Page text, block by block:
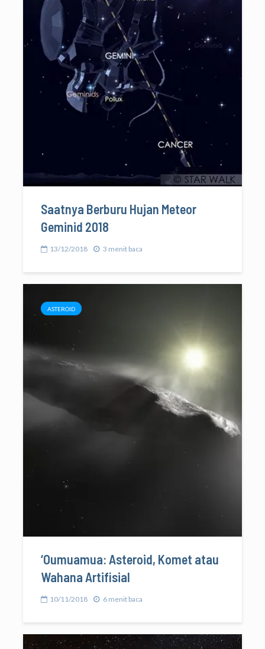
Saatnya Berburu Hujan Meteor
Geminid 2018
13/12/2018 3 menit baca
ASTEROID
‘Oumuamua: Asteroid, Komet atau
Wahana Artifisial
10/11/2018 6 menit baca